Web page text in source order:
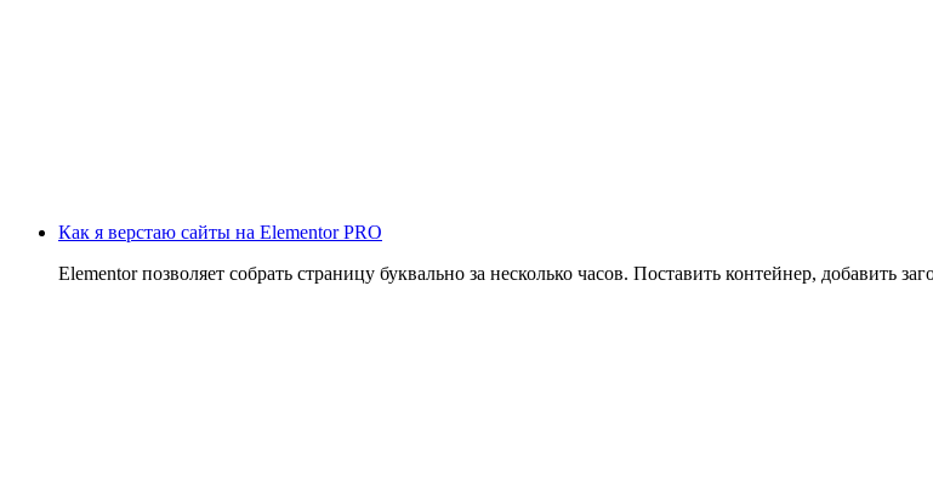
Как я верстаю сайты на Elementor PRO
Elementor позволяет собрать страницу буквально за несколько часов. Поставить контейнер,